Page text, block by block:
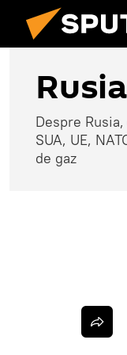
Rusia
Despre
SUA, UE,
de gaz